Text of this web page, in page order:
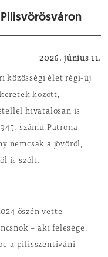
2026. június 11.
közösségi élet régi-új
között,
hivatalosan is
számú Patrona
nemcsak a jövőről,
is szólt.
őszén vette
– aki felesége,
a pilisszentiváni